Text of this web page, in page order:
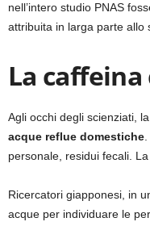
nell’intero studio PNAS
attribuita in larga parte allo
La
Agli occhi degli scienziati,
acque reflue domestiche
personale, residui fecali.
Ricercatori giapponesi, in
acque per individuare le